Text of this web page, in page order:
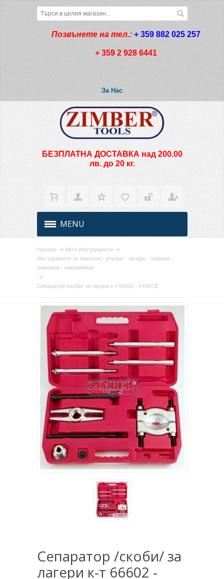
Позвънете на тел.: + 359 882 025 257
+ 359 2 928 6441
За Нас
БЕЗПЛАТНА ДОСТАВКА над 200.00
лв. до 20 кг.
MENU
Начало
Авто Инструменти
Инструменти за тампони - втулки - лагери - главини -
шарнири - накрайници
Сепаратор /скоби/ за лагери к-т 66602 - FORCE
Сепаратор /скоби/ за
лагери к-т 66602 -